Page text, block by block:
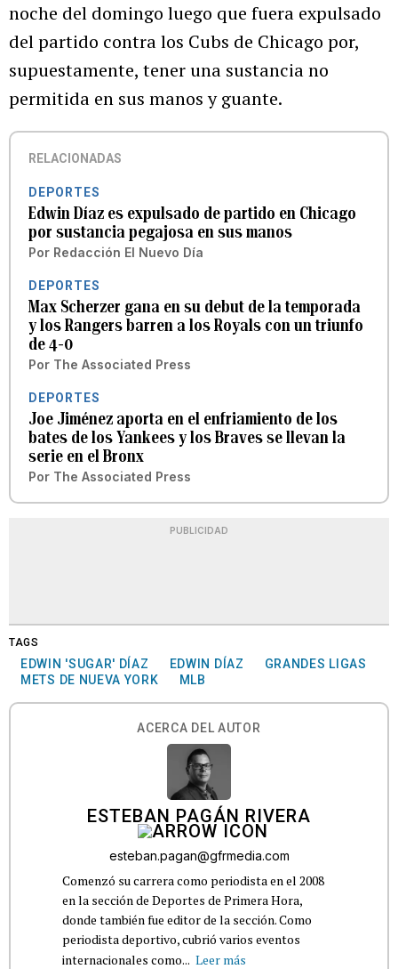
noche del domingo luego que fuera expulsado
del partido contra los Cubs de Chicago por,
supuestamente, tener una sustancia no
permitida en sus manos y guante.
RELACIONADAS
DEPORTES
Edwin Díaz es expulsado de partido en Chicago
por sustancia pegajosa en sus manos
Por Redacción El Nuevo Día
DEPORTES
Max Scherzer gana en su debut de la temporada
y los Rangers barren a los Royals con un triunfo
de 4-0
Por The Associated Press
DEPORTES
Joe Jiménez aporta en el enfriamiento de los
bates de los Yankees y los Braves se llevan la
serie en el Bronx
Por The Associated Press
PUBLICIDAD
TAGS
EDWIN 'SUGAR' DÍAZ EDWIN DÍAZ
GRANDES LIGAS
METS DE NUEVA YORK
MLB
ACERCA DEL AUTOR
ESTEBAN PAGÁN RIVERA
esteban.pagan@gfrmedia.com
Comenzó su carrera como periodista en el 2008
en la sección de Deportes de Primera Hora,
donde también fue editor de la sección. Como
periodista deportivo, cubrió varios eventos
internacionales como... Leer más